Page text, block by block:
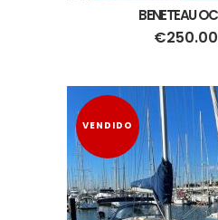
BENETEAU
€
VENDIDO